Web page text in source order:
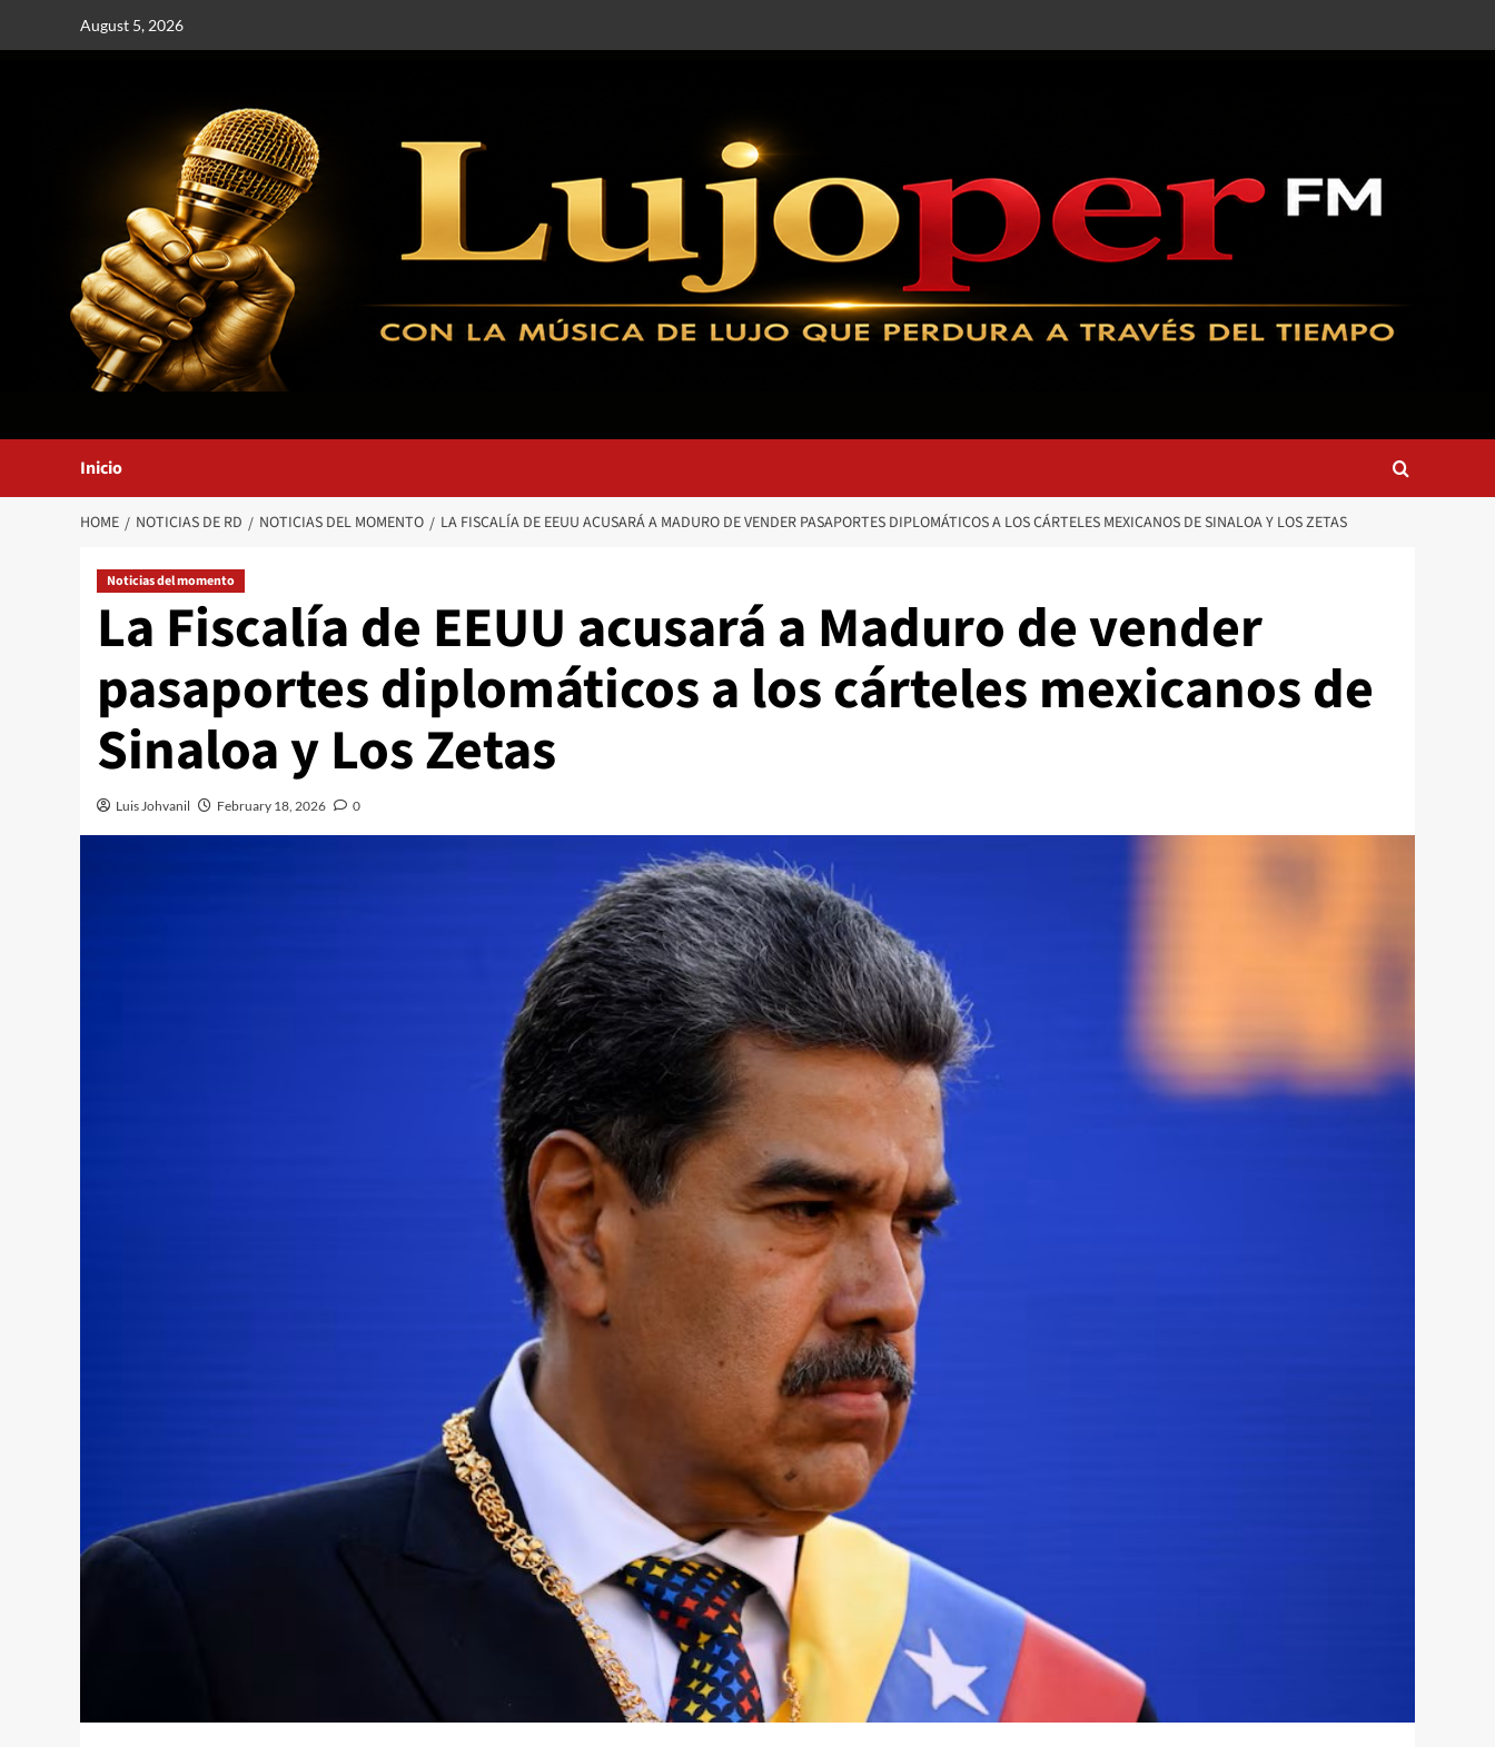
August 5, 2026
Inicio
HOME NOTICIAS DE RD NOTICIAS DEL MOMENTO LA FISCALÍA DE EEUU ACUSARÁ A MADURO DE VENDER PASAPORTES DIPLOMÁTICOS A LOS CÁRTELES MEXICANOS DE SINALOA Y LOS ZETAS
Noticias del momento
La Fiscalía de EEUU acusará a Maduro de vender
pasaportes diplomáticos a los cárteles mexicanos de
Sinaloa y Los Zetas
Luis Johvanil February 18, 2026 0